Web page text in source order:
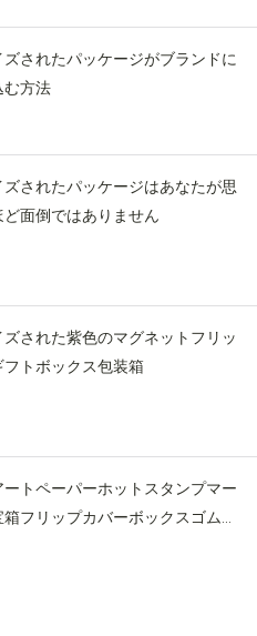
ズされたパッケージがブランドに
む方法
ズされたパッケージはあなたが思
ど面倒ではありません
された紫色のマグネットフリッ
フトボックス包装箱
トペーパーホットスタンプマー
フリップカバーボックスゴム胚